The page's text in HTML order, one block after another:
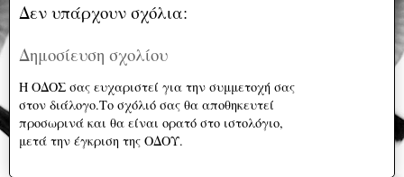
Δεν υπάρχουν σχόλια:
Δημοσίευση σχολίου
Η ΟΔΟΣ σας ευχαριστεί για την συμμετοχή σας
στον διάλογο.Το σχόλιό σας θα αποθηκευτεί
προσωρινά και θα είναι ορατό στο ιστολόγιο,
μετά την έγκριση της ΟΔΟΥ.